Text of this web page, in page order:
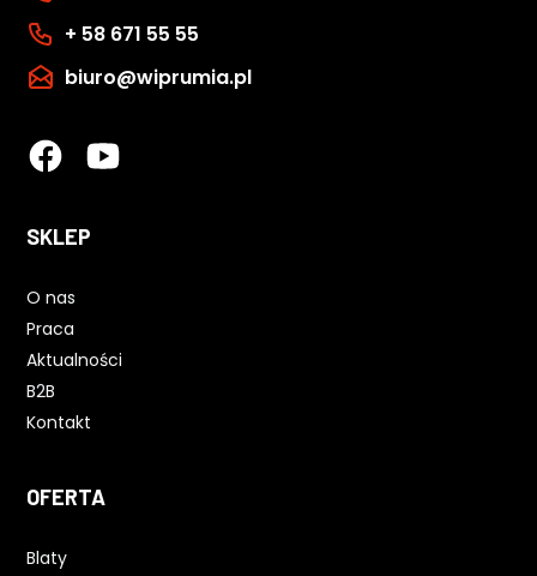
+ 58 671 55 55
biuro@wiprumia.pl
SKLEP
O nas
Praca
Aktualności
B2B
Kontakt
OFERTA
Blaty